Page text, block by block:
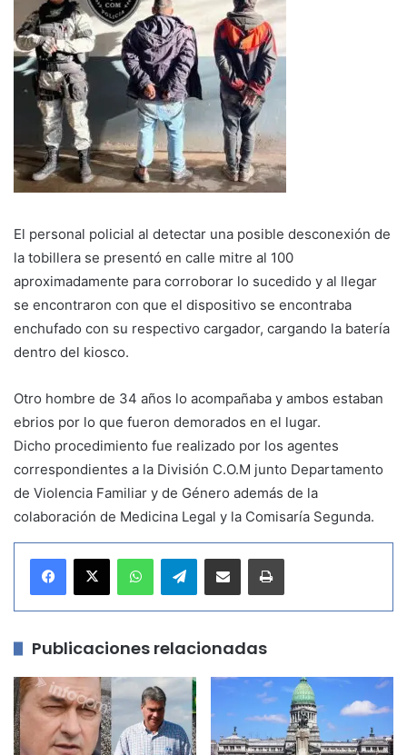
El personal policial al detectar una posible desconexión de
la tobillera se presentó en calle mitre al 100
aproximadamente para corroborar lo sucedido y al llegar
se encontraron con que el dispositivo se encontraba
enchufado con su respectivo cargador, cargando la batería
dentro del kiosco.
Otro hombre de 34 años lo acompañaba y ambos estaban
ebrios por lo que fueron demorados en el lugar.
Dicho procedimiento fue realizado por los agentes
correspondientes a la División C.O.M junto Departamento
de Violencia Familiar y de Género además de la
colaboración de Medicina Legal y la Comisaría Segunda.
Telegram
Publicaciones relacionadas